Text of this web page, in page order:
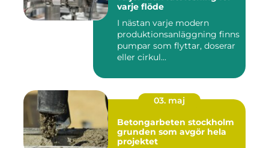
varje flöde
I nästan varje modern
produktionsanläggning finns
pumpar som flyttar, doserar
eller cirkul...
03. maj
Betongarbeten stockholm
grunden som avgör hela
projektet